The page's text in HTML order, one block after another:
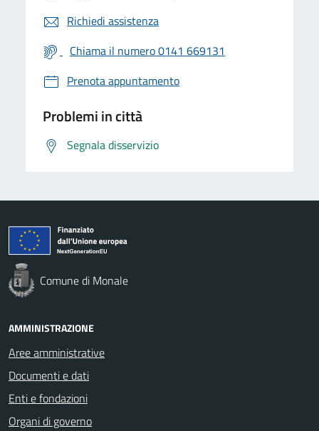
Richiedi assistenza
Chiama il numero 0141 669131
Prenota appuntamento
Problemi in città
Segnala disservizio
Comune di Monale
AMMINISTRAZIONE
Aree amministrative
Documenti e dati
Enti e fondazioni
Organi di governo